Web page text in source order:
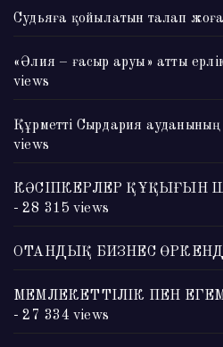
Судьяға қойылатын талап
«Әлия – ғасыр аруы» атты
views
Құрметті Сырдария
views
КӘСІПКЕРЛЕР ҚҰҚЫҒЫН
- 28 315 views
ОТАНДЫҚ БИЗНЕС
МЕМЛЕКЕТТІЛІК ПЕН
- 27 334 views